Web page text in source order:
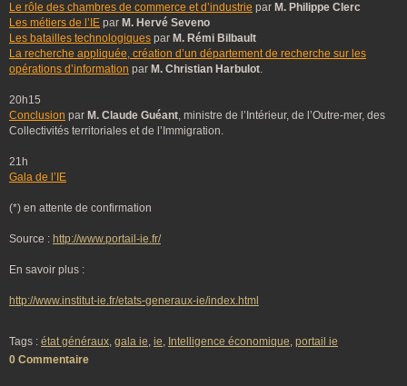
Le rôle des chambres de commerce et d’industrie par M. Philippe Clerc
Les métiers de l’IE par M. Hervé Seveno
Les batailles technologiques par M. Rémi Bilbault
La recherche appliquée, création d’un département de recherche sur les
opérations d’information par M. Christian Harbulot.
20h15
Conclusion par M. Claude Guéant, ministre de l’Intérieur, de l’Outre-mer, des
Collectivités territoriales et de l’Immigration.
21h
Gala de l’IE
(*) en attente de confirmation
Source : http://www.portail-ie.fr/
En savoir plus :
http://www.institut-ie.fr/etats-generaux-ie/index.html
Tags : état généraux, gala ie, ie, Intelligence économique, portail ie
0 Commentaire